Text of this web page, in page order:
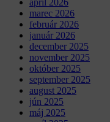
apríl 2026
marec 2026
február 2026
január 2026
december 2025
november 2025
október 2025
september 2025
august 2025
jún 2025
máj 2025